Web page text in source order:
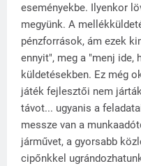
eseményekbe. Ilyenkor
megyünk. A
pénzforrások, ám ezek
ennyit", meg a "menj ide,
küldetésekben. Ez még
játék fejlesztői nem
távot... ugyanis a
messze van a
járművet, a gyorsabb
cipőnkkel